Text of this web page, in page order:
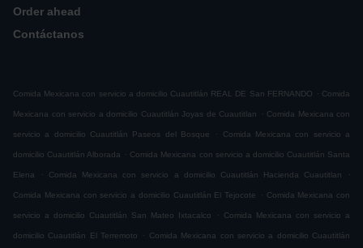
Order ahead
Contáctanos
Comida Mexicana con servicio a domicilio Cuautitlán REAL DE San FERNANDO . Comida
Mexicana con servicio a domicilio Cuautitlán Joyas de Cuautitlan . Comida Mexicana con
servicio a domicilio Cuautitlán Paseos del Bosque . Comida Mexicana con servicio a
domicilio Cuautitlán Alborada . Comida Mexicana con servicio a domicilio Cuautitlán Santa
Elena . Comida Mexicana con servicio a domicilio Cuautitlán Hacienda Cuautitlan .
Comida Mexicana con servicio a domicilio Cuautitlán El Tejocote . Comida Mexicana con
servicio a domicilio Cuautitlán San Mateo Ixtacalco . Comida Mexicana con servicio a
domicilio Cuautitlán El Terremoto . Comida Mexicana con servicio a domicilio Cuautitlán